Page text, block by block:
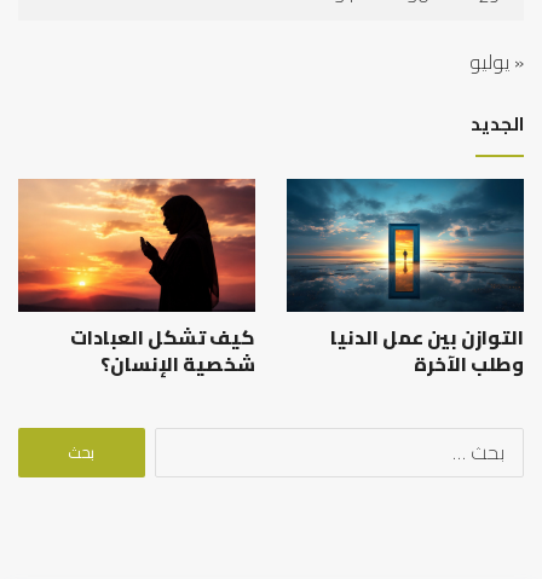
« يوليو
الجديد
التوازن بين عمل الدنيا
وطلب الآخرة
كيف تشكل العبادات
شخصية الإنسان؟
البحث